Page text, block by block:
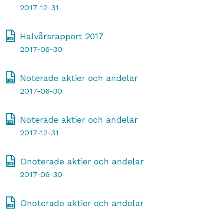
2017-12-31
Halvårsrapport 2017
2017-06-30
Noterade aktier och andelar
2017-06-30
Noterade aktier och andelar
2017-12-31
Onoterade aktier och andelar
2017-06-30
Onoterade aktier och andelar